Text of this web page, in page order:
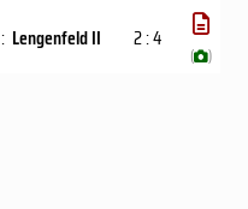
: Lengenfeld II 2 : 4
( )